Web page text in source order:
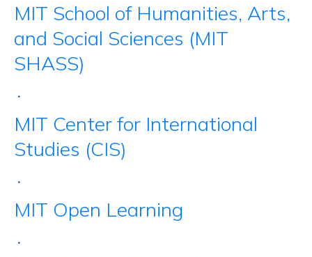
MIT School of Humanities, Arts,
and Social Sciences (MIT
SHASS)
•
MIT Center for International
Studies (CIS)
•
MIT Open Learning
•